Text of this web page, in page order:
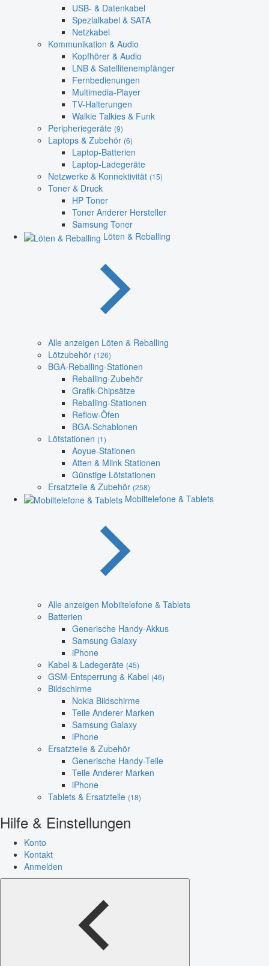
USB- & Datenkabel
Spezialkabel & SATA
Netzkabel
Kommunikation & Audio
Kopfhörer & Audio
LNB & Satellitenempfänger
Fernbedienungen
Multimedia-Player
TV-Halterungen
Walkie Talkies & Funk
Peripheriegeräte (9)
Laptops & Zubehör (6)
Laptop-Batterien
Laptop-Ladegeräte
Netzwerke & Konnektivität (15)
Toner & Druck
HP Toner
Toner Anderer Hersteller
Samsung Toner
Löten & Reballing
Alle anzeigen Löten & Reballing
Lötzubehör (126)
BGA-Reballing-Stationen
Reballing-Zubehör
Grafik-Chipsätze
Reballing-Stationen
Reflow-Öfen
BGA-Schablonen
Lötstationen (1)
Aoyue-Stationen
Atten & Mlink Stationen
Günstige Lötstationen
Ersatzteile & Zubehör (258)
Mobiltelefone & Tablets
Alle anzeigen Mobiltelefone & Tablets
Batterien
Generische Handy-Akkus
Samsung Galaxy
iPhone
Kabel & Ladegeräte (45)
GSM-Entsperrung & Kabel (46)
Bildschirme
Nokia Bildschirme
Teile Anderer Marken
Samsung Galaxy
iPhone
Ersatzteile & Zubehör
Generische Handy-Teile
Teile Anderer Marken
iPhone
Tablets & Ersatzteile (18)
Hilfe & Einstellungen
Konto
Kontakt
Anmelden